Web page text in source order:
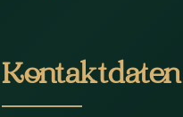
Kontaktdaten